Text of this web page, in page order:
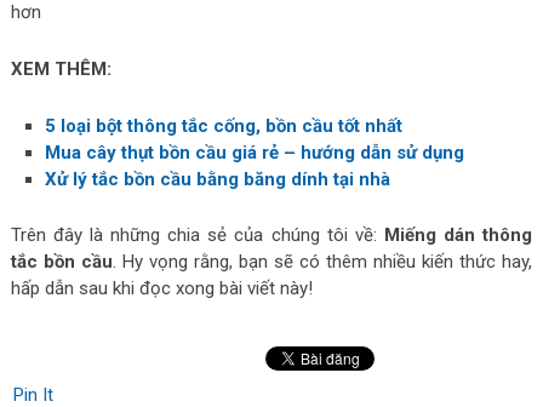
hơn
XEM THÊM:
5 loại bột thông tắc cống, bồn cầu tốt nhất
Mua cây thụt bồn cầu giá rẻ – hướng dẫn sử dụng
Xử lý tắc bồn cầu bằng băng dính tại nhà
Trên đây là những chia sẻ của chúng tôi về: Miếng dán thông
tắc bồn cầu. Hy vọng rằng, bạn sẽ có thêm nhiều kiến thức hay,
hấp dẫn sau khi đọc xong bài viết này!
Pin It